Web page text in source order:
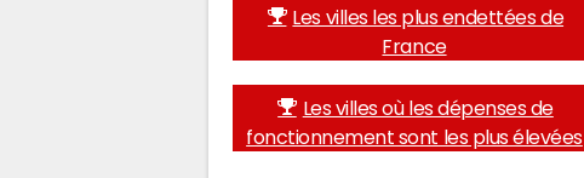
Les villes les plus endettées de
France
Les villes où les dépenses de
fonctionnement sont les plus élevées